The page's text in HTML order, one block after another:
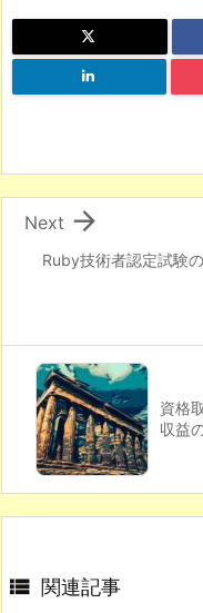
Ruby技術者認定試験

Next
資格
収益
 関連記事